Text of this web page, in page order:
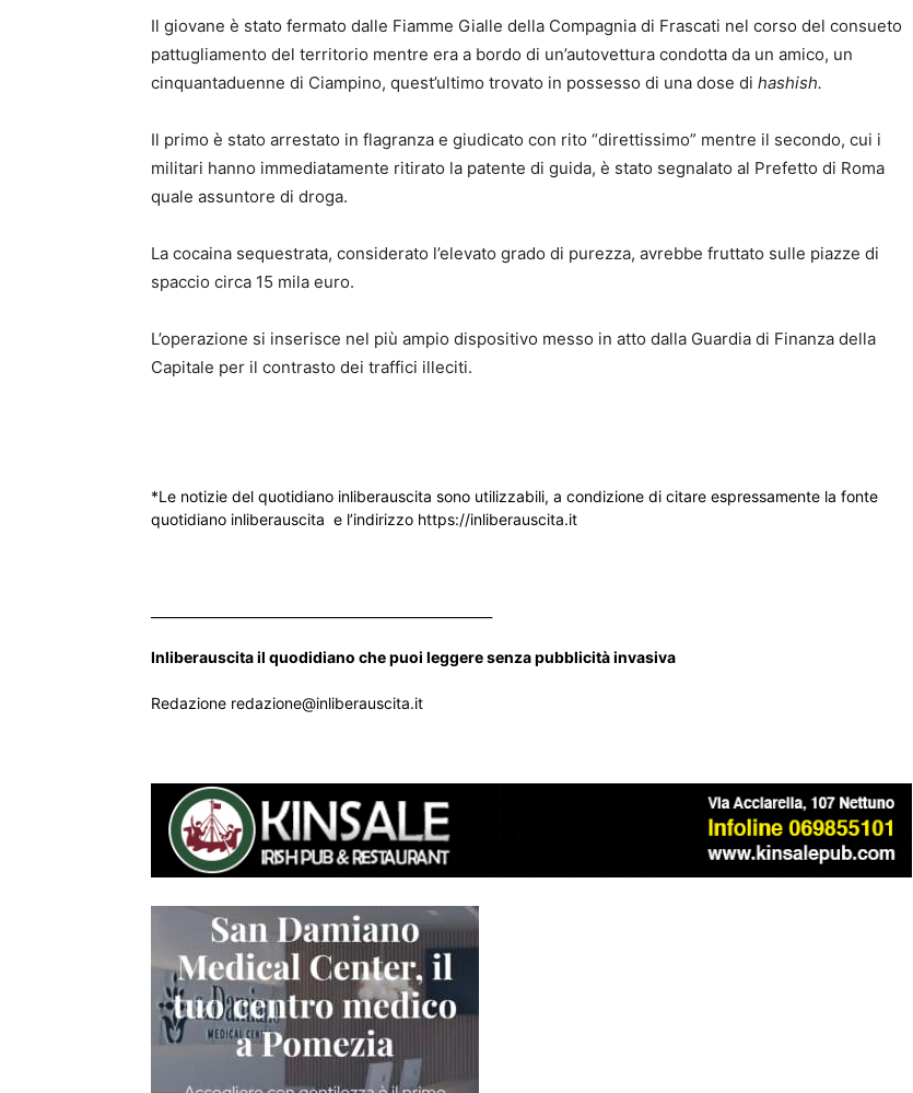
Il giovane è stato fermato dalle Fiamme Gialle della Compagnia di Frascati nel corso del consueto
pattugliamento del territorio mentre era a bordo di un’autovettura condotta da un amico, un
cinquantaduenne di Ciampino, quest’ultimo trovato in possesso di una dose di hashish.
Il primo è stato arrestato in flagranza e giudicato con rito “direttissimo” mentre il secondo, cui i
militari hanno immediatamente ritirato la patente di guida, è stato segnalato al Prefetto di Roma
quale assuntore di droga.
La cocaina sequestrata, considerato l’elevato grado di purezza, avrebbe fruttato sulle piazze di
spaccio circa 15 mila euro.
L’operazione si inserisce nel più ampio dispositivo messo in atto dalla Guardia di Finanza della
Capitale per il contrasto dei traffici illeciti.
*Le notizie del quotidiano inliberauscita sono utilizzabili, a condizione di citare espressamente la fonte
quotidiano inliberauscita e l’indirizzo https://inliberauscita.it
Inliberauscita il quodidiano che puoi leggere senza pubblicità invasiva
Redazione redazione@inliberauscita.it